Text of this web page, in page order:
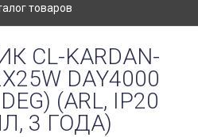
товаров
CL-KARDAN-
DAY4000
(ARL, IP20
3 ГОДА)